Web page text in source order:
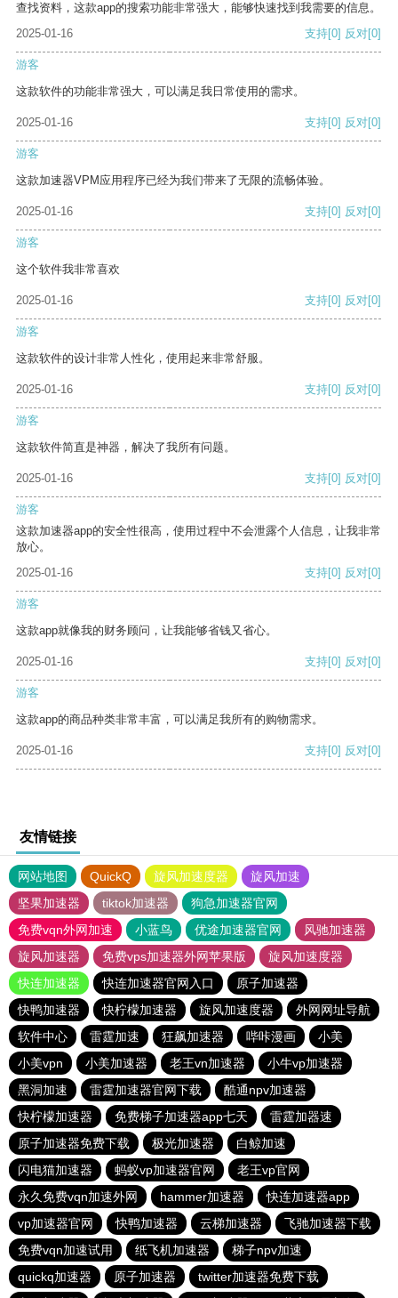
查找资料，这款app的搜索功能非常强大，能够快速找到我需要的信息。
2025-01-16
支持[0] 反对[0]
游客
这款软件的功能非常强大，可以满足我日常使用的需求。
2025-01-16 支持[0] 反对[0]
游客
这款加速器VPM应用程序已经为我们带来了无限的流畅体验。
2025-01-16 支持[0] 反对[0]
游客
这个软件我非常喜欢
2025-01-16 支持[0] 反对[0]
游客
这款软件的设计非常人性化，使用起来非常舒服。
2025-01-16 支持[0] 反对[0]
游客
这款软件简直是神器，解决了我所有问题。
2025-01-16 支持[0] 反对[0]
游客
这款加速器app的安全性很高，使用过程中不会泄露个人信息，让我非常
放心。
2025-01-16
支持[0] 反对[0]
游客
这款app就像我的财务顾问，让我能够省钱又省心。
2025-01-16 支持[0] 反对[0]
游客
这款app的商品种类非常丰富，可以满足我所有的购物需求。
2025-01-16 支持[0] 反对[0]
友情链接
网站地图 QuickQ 旋风加速度器
旋风加速
坚果加速器
tiktok加速器
狗急加速器官网
免费vqn外网加速
小蓝鸟 优途加速器官网
风驰加速器
旋风加速器
免费vps加速器外网苹果版
旋风加速度器
快连加速器
快连加速器官网入口
原子加速器
快鸭加速器
快柠檬加速器 旋风加速度器
外网网址导航
软件中心
雷霆加速 狂飙加速器 哔咔漫画
小美
小美vpn
小美加速器 老王vn加速器
小牛vp加速器
黑洞加速
雷霆加速器官网下载
酷通npv加速器
快柠檬加速器
免费梯子加速器app七天
雷霆加器速
原子加速器免费下载
极光加速器
白鲸加速
闪电猫加速器
蚂蚁vp加速器官网
老王vp官网
永久免费vqn加速外网
hammer加速器
快连加速器app
vp加速器官网
快鸭加速器 云梯加速器
飞驰加速器下载
免费vqn加速试用
纸飞机加速器
梯子npv加速
quickq加速器
原子加速器
twitter加速器免费下载